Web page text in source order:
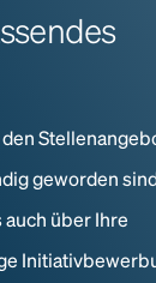
geworden
über Ihre